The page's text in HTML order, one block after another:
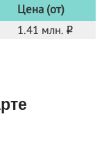
Цена (от)
1.41 млн. o